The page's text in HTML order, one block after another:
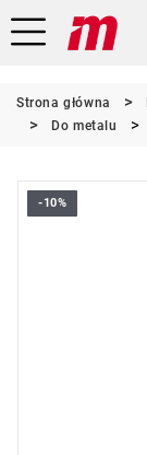
Strona główna
Do metalu
-10%